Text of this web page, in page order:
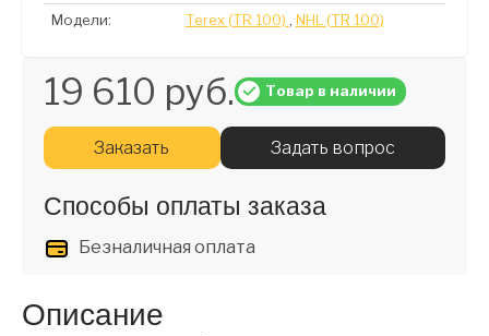
Модели:
Terex (TR 100) , NHL (TR 100)
19 610 руб. Товар в наличии
Заказать Задать вопрос
Способы оплаты заказа
Безналичная оплата
Описание